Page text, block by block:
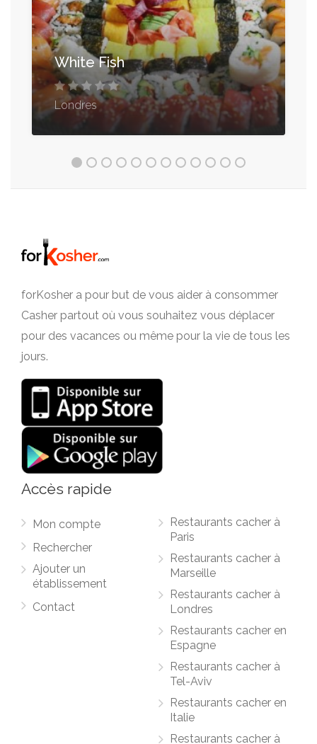
White Fish
Londres
forKosher a pour but de vous aider à consommer
Casher partout où vous souhaitez vous déplacer
pour des vacances ou même pour la vie de tous les
jours.
Accès rapide
Mon compte
Rechercher
Ajouter un
établissement
Contact
Restaurants cacher à
Paris
Restaurants cacher à
Marseille
Restaurants cacher à
Londres
Restaurants cacher en
Espagne
Restaurants cacher à
Tel-Aviv
Restaurants cacher en
Italie
Restaurants cacher à